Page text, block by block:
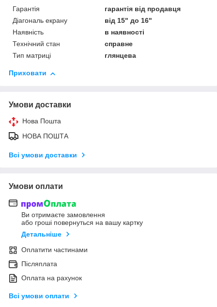
Гарантія
гарантія від продавця
Діагональ екрану
від 15" до 16"
Наявність
в наявності
Технічний стан
справне
Тип матриці
глянцева
Приховати
Умови доставки
Нова Пошта
НОВА ПОШТА
Всі умови доставки
Умови оплати
Ви отримаєте замовлення
або гроші повернуться на вашу картку
Детальніше
Оплатити частинами
Післяплата
Оплата на рахунок
Всі умови оплати